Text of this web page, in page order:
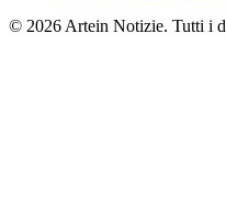
© 2026 Artein Notizie. Tutti i